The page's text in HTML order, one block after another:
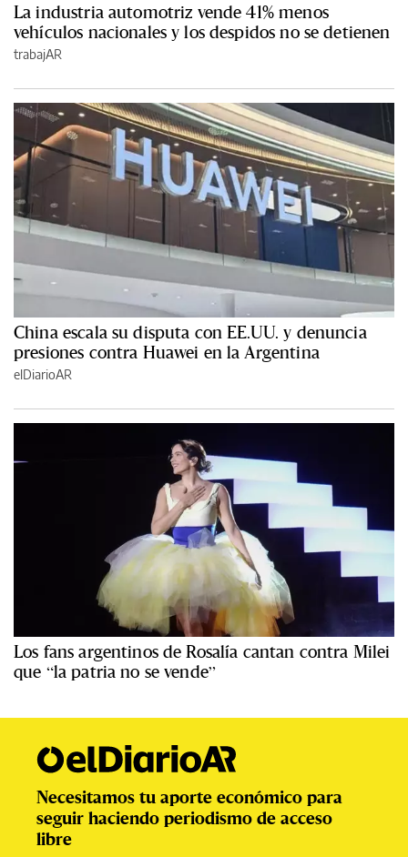
La industria automotriz vende 41% menos
vehículos nacionales y los despidos no se detienen
trabajAR
China escala su disputa con EE.UU. y denuncia
presiones contra Huawei en la Argentina
elDiarioAR
Los fans argentinos de Rosalía cantan contra Milei
que “la patria no se vende”
Necesitamos tu aporte económico para
seguir haciendo periodismo de acceso
libre